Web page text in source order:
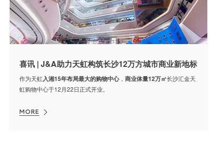
喜讯 | J&A助力天虹构筑长沙12万方城市商业新地标
作为天虹入湘15年布局最大的购物中心， 商业体量12万㎡长沙汇金天
虹购物中心于12月22日正式开业。
MORE